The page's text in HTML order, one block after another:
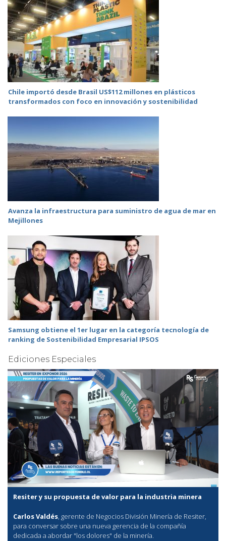
Chile importó desde Brasil US$112 millones en plásticos
transformados con foco en innovación y sostenibilidad
Avanza la infraestructura para suministro de agua de mar en
Mejillones
Samsung obtiene el 1er lugar en la categoría tecnología de
ranking de Sostenibilidad Empresarial IPSOS
Ediciones Especiales
Resiter y su propuesta de valor para la industria minera
Carlos Valdés, gerente de Negocios División Minería de Resiter,
para conversar sobre una nueva gerencia de la compañía
dedicada a abordar "los dolores" de la minería.